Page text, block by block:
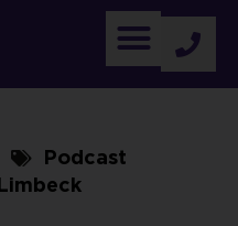
Podcast